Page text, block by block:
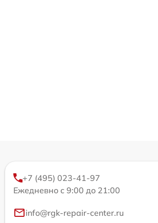
+7 (495) 023-41-97
Ежедневно с 9:00 до 21:00
info@rgk-repair-center.ru